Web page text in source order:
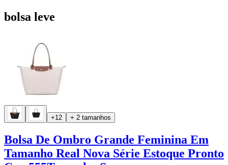
bolsa leve
+12 + 2 tamanhos
Bolsa De Ombro Grande Feminina Em
Tamanho Real Nova Série Estoque Pronto